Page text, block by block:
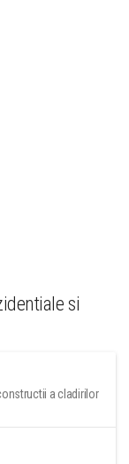
si
a cladirilor